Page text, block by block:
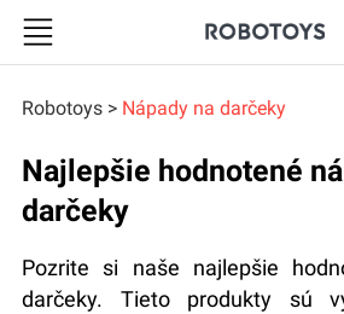
Robotoys
Robotoys Nápady na darčeky
Najlepšie hodnotené
darčeky
Pozrite si naše najlepšie
darčeky. Tieto produkty sú